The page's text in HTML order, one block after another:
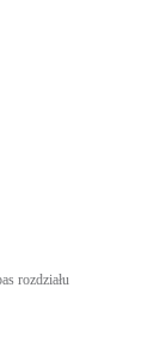
rozdziału